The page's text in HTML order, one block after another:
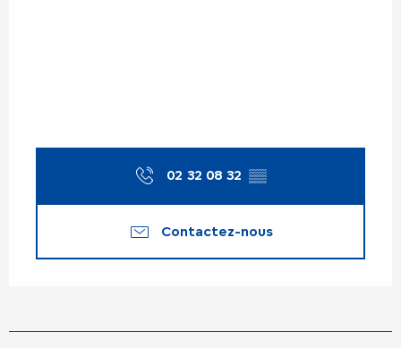
02 32 08 32 ▒▒
Contactez-nous